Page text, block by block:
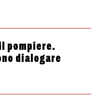
pompiere.
dialogare